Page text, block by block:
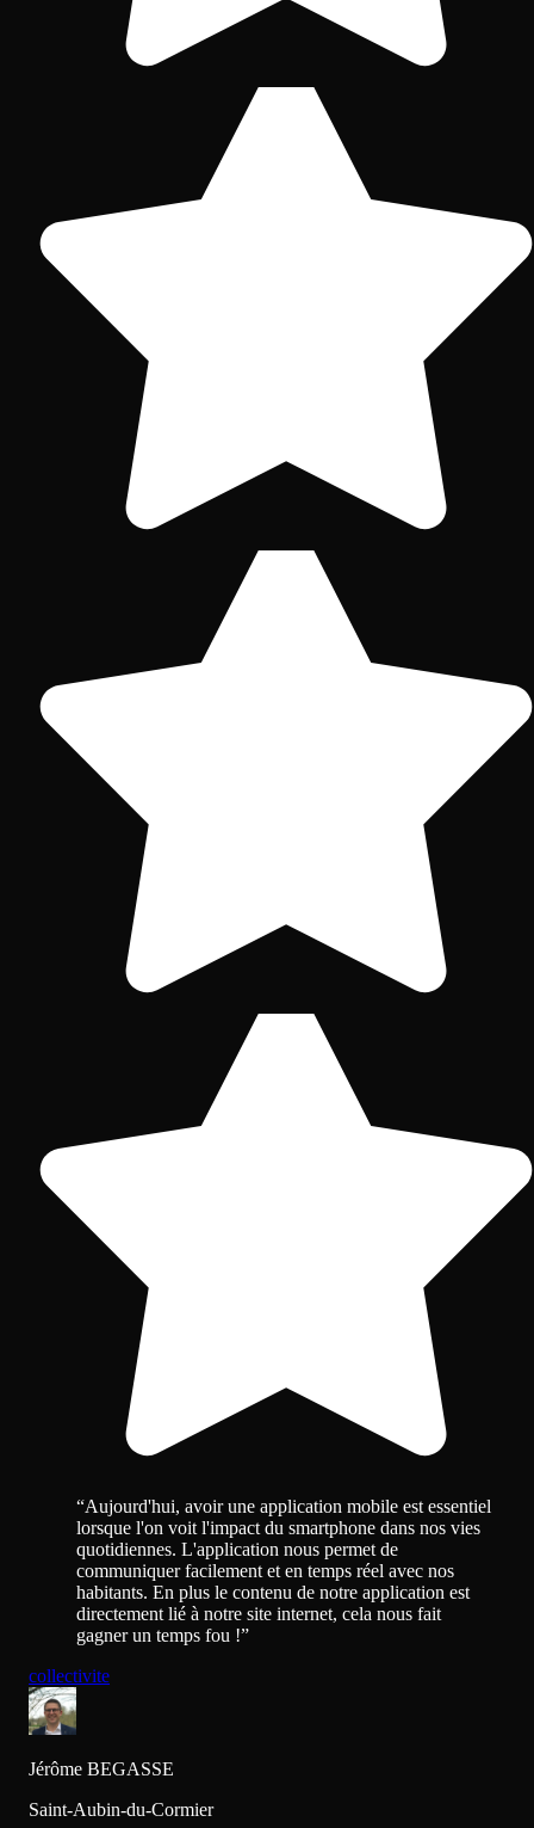
“Aujourd'hui, avoir une application mobile est essentiel
lorsque l'on voit l'impact du smartphone dans nos vies
quotidiennes. L'application nous permet de
communiquer facilement et en temps réel avec nos
habitants. En plus le contenu de notre application est
directement lié à notre site internet, cela nous fait
gagner un temps fou !”
collectivite
Jérôme BEGASSE
Saint-Aubin-du-Cormier